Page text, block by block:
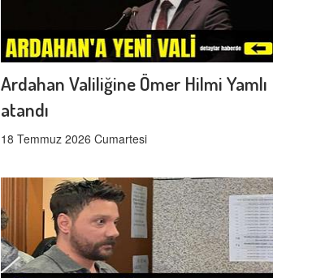
Ardahan Valiliğine Ömer Hilmi Yamlı
atandı
18 Temmuz 2026 Cumartesi